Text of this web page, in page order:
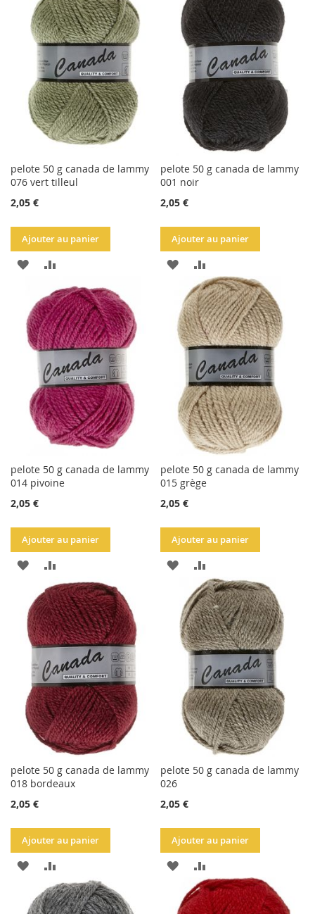
LA
LISTE
D'ACHATS
COMPARATEUR
pelote 50 g canada de lammy
076 vert tilleul
2,05 €
Ajouter au panier
AJOUTER
LA
LISTE
D'ACHATS
AU
COMPARATEUR
pelote 50 g canada de lammy
001 noir
2,05 €
Ajouter au panier
AJOUTER
LA
LISTE
D'ACHATS
AU
COMPARATEUR
pelote 50 g canada de lammy
014 pivoine
2,05 €
Ajouter au panier
AJOUTER
LA
LISTE
D'ACHATS
AU
COMPARATEUR
pelote 50 g canada de lammy
015 grège
2,05 €
Ajouter au panier
AJOUTER
LA
LISTE
AU
COMPARATEUR
pelote 50 g canada de lammy
018 bordeaux
2,05 €
Ajouter au panier
AJOUTER
AU
pelote 50 g canada de lammy
026
2,05 €
Ajouter au panier
AJOUTER
AU